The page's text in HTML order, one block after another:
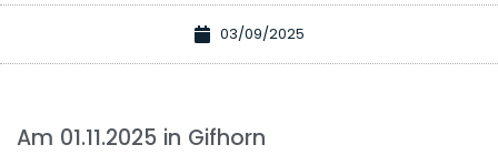
03/09/2025
Am 01.11.2025 in Gifhorn